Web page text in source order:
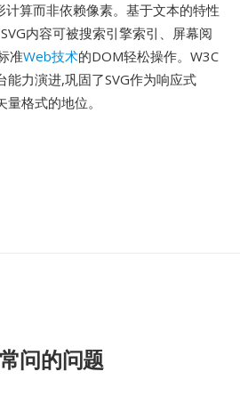
计算而非依赖像素。基于文本的特性
内容可被搜索引擎索引、屏幕阅
准Web技术的DOM轻松操作。W3C
力演进,巩固了SVG作为响应式
格式的地位。
问的问题